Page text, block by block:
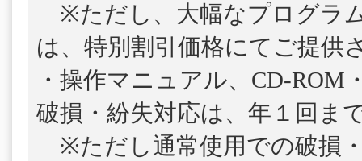
※ただし、大幅なプログラ
は、特別割引価格にてご提供
・操作マニュアル、CD-ROM
破損・紛失対応は、年１回ま
※ただし通常使用での破損